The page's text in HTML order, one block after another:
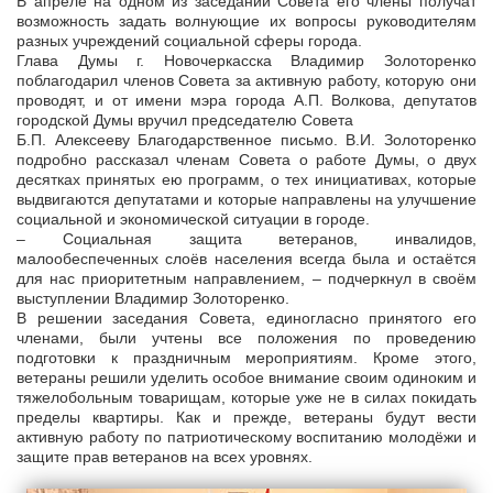
возможность задать волнующие их вопросы руководителям
разных учреждений социальной сферы города.
Глава Думы г. Новочеркасска Владимир Золоторенко
поблагодарил членов Совета за активную работу, которую они
проводят, и от имени мэра города А.П. Волкова, депутатов
городской Думы вручил председателю Совета
Б.П. Алексееву Благодарственное письмо. В.И. Золоторенко
подробно рассказал членам Совета о работе Думы, о двух
десятках принятых ею программ, о тех инициативах, которые
выдвигаются депутатами и которые направлены на улучшение
социальной и экономической ситуации в городе.
– Социальная защита ветеранов, инвалидов,
малообеспеченных слоёв населения всегда была и остаётся
для нас приоритетным направлением, – подчеркнул в своём
выступлении Владимир Золоторенко.
В решении заседания Совета, единогласно принятого его
членами, были учтены все положения по проведению
подготовки к праздничным мероприятиям. Кроме этого,
ветераны решили уделить особое внимание своим одиноким и
тяжелобольным товарищам, которые уже не в силах покидать
пределы квартиры. Как и прежде, ветераны будут вести
активную работу по патриотическому воспитанию молодёжи и
защите прав ветеранов на всех уровнях.